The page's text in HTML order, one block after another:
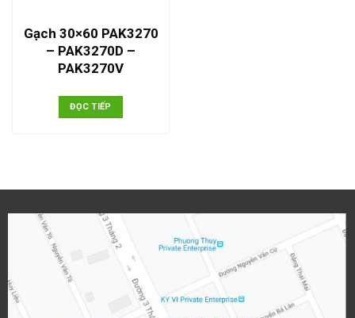
Gạch 30×60 PAK3270
– PAK3270D –
PAK3270V
ĐỌC TIẾP